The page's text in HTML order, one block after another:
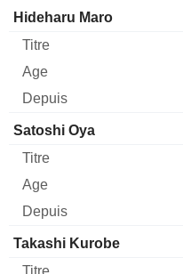
Dirigeant Titre
Hideharu Maro
Satoshi Oya
Takashi Kurobe